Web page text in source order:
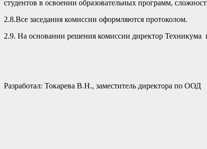
студентов в освоении образовательных программ,
2.8.Все заседания комиссии оформляются протоколом.
2.9. На основании решения комиссии директор Техникума
Разработал: Токарева В.Н., заместитель директора по ООД